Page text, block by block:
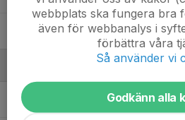
Tilda Broman Wegersjö
Marcus LexingHuvudtränare
webbplats ska fungera bra
även för webbanalys i
förbättra våra
Så använder vi
Godkänn alla